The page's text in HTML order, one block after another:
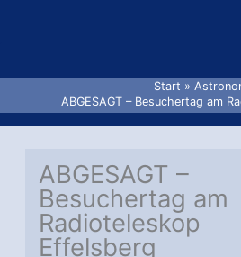
Start
ABGESAGT – Besuchertag am
ABGESAGT –
Besuchertag am
Radioteleskop
Effelsberg